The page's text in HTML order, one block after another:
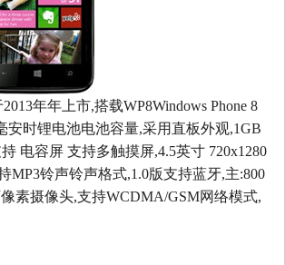
年年上市,搭载WP8Windows Phone 8
安时锂电池电池容量,采用直板外观,1GB
电容屏 支持多触摸屏,4.5英寸 720x1280
MP3铃声铃声格式,1.0版支持蓝牙,主:800
素摄像头,支持WCDMA/GSM网络模式,